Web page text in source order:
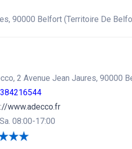
90000 Belfort (Territoire De
2 Avenue Jean Jaures, 90000
www.adecco.fr
08:00-17:00